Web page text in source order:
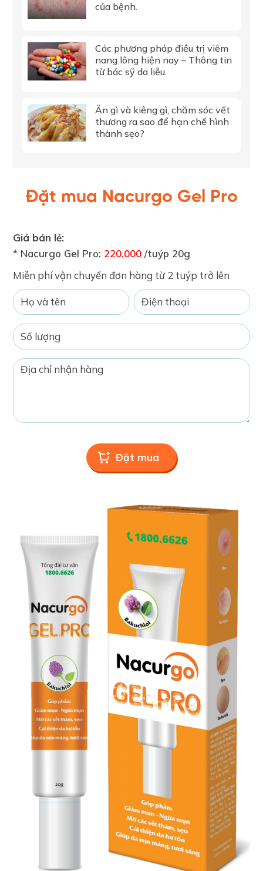
của bệnh.
Các phương pháp điều trị viêm
nang lông hiện nay – Thông tin
từ bác sỹ da liễu.
Ăn gì và kiêng gì, chăm sóc vết
thương ra sao để hạn chế hình
thành sẹo?
Đặt mua Nacurgo Gel Pro
Giá bán lẻ:
* Nacurgo Gel Pro: 220.000 /tuýp 20g
Miễn phí vận chuyển đơn hàng từ 2 tuýp trở lên